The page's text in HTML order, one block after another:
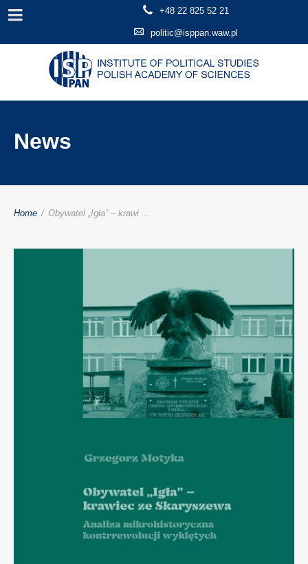
+48 22 825 52 21
politic@isppan.waw.pl
News
Home / Obywatel „Igła” – krawi ...